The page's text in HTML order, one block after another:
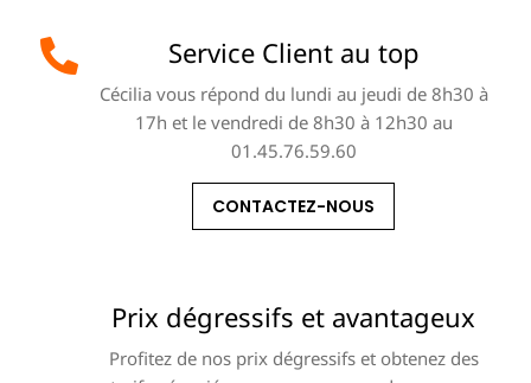
Service Client au top
Cécilia vous répond du lundi au jeudi de 8h30 à
17h et le vendredi de 8h30 à 12h30 au
01.45.76.59.60
CONTACTEZ-NOUS
Prix dégressifs et avantageux
Profitez de nos prix dégressifs et obtenez des